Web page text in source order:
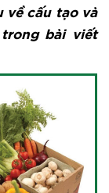
về cấu tạo và
bài viết